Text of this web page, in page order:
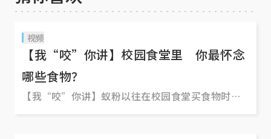
视频
【我“咬”你讲】校园食堂里 你最怀念
哪些食物？
【我“咬”你讲】蚁粉以往在校园食堂买食物时，